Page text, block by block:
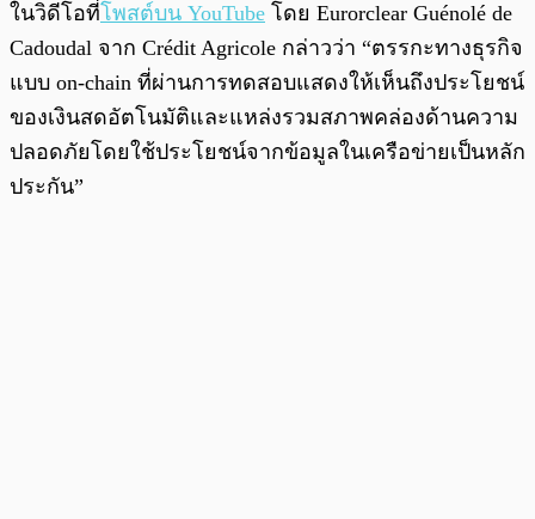
ในวิดีโอที่โพสต์บน YouTube โดย Eurorclear Guénolé de
Cadoudal จาก Crédit Agricole กล่าวว่า “ตรรกะทางธุรกิจ
แบบ on-chain ที่ผ่านการทดสอบแสดงให้เห็นถึงประโยชน์
ของเงินสดอัตโนมัติและแหล่งรวมสภาพคล่องด้านความ
ปลอดภัยโดยใช้ประโยชน์จากข้อมูลในเครือข่ายเป็นหลัก
ประกัน”